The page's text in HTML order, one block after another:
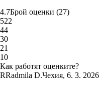
4.7Брой оценки (27)
522
44
30
21
10
Как работят оценките?
RRadmila D.Чехия, 6. 3. 2026